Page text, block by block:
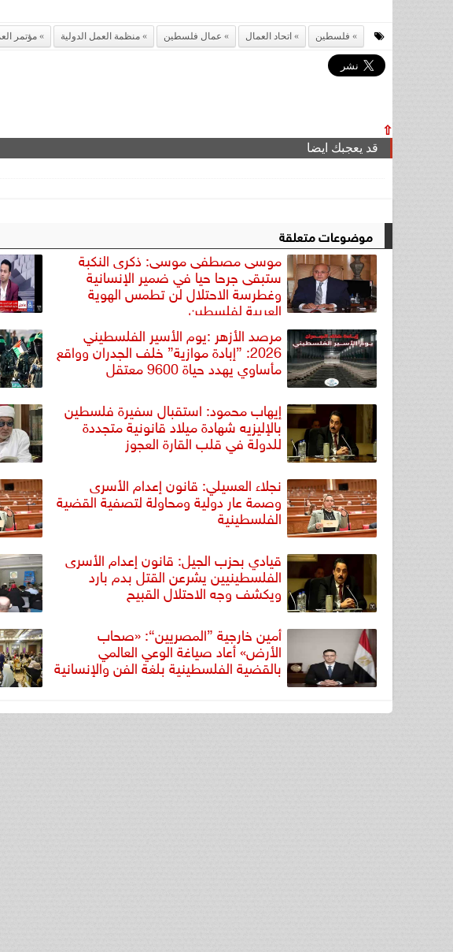
فلسطين اتحاد العمال عمال فلسطين منظمة العمل الدولية مؤتمر
⇧
قد يعجبك ايضا
موضوعات متعلقة
موسى مصطفى موسى: ذكرى النكبة
ستبقى جرحا حيا في ضمير الإنسانية
وغطرسة الاحتلال لن تطمس الهوية
العربية لفلسطين
مرصد الأزهر :يوم الأسير الفلسطيني
2026: ”إبادة موازية” خلف الجدران وواقع
مأساوي يهدد حياة 9600 معتقل
إيهاب محمود: استقبال سفيرة فلسطين
بالإليزيه شهادة ميلاد قانونية متجددة
للدولة في قلب القارة العجوز
نجلاء العسيلي: قانون إعدام الأسرى
وصمة عار دولية ومحاولة لتصفية القضية
الفلسطينية
قيادي بحزب الجيل: قانون إعدام الأسرى
الفلسطينيين يشرعن القتل بدم بارد
ويكشف وجه الاحتلال القبيح
أمين خارجية ”المصريين“: «صحاب
الأرض» أعاد صياغة الوعي العالمي
بالقضية الفلسطينية بلغة الفن والإنسانية